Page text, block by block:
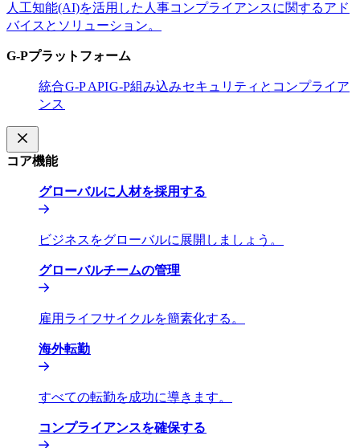
人工知能(AI)を活用した人事コンプライアンスに関するアド
バイスとソリューション。​​
G-Pプラットフォーム​​
統合​​G-P API​​G-P組み込み​​セキュリティとコンプライア
ンス​​
コア機能​​
グローバルに人材を採用する​​
ビジネスをグローバルに展開しましょう。​​
グローバルチームの管理​​
雇用ライフサイクルを簡素化する。​​
海外転勤​​
すべての転勤を成功に導きます。​​
コンプライアンスを確保する​​